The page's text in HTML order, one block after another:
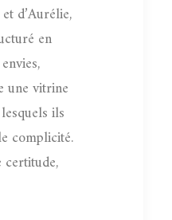
d’Aurélie,
en
une vitrine
ils
complicité.
certitude,